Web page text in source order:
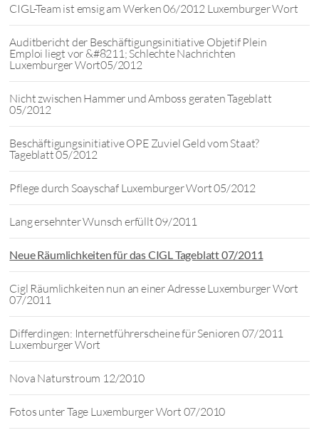
CIGL-Team ist emsig am Werken 06/2012 Luxemburger Wort
Auditbericht der Beschäftigungsinitiative Objetif Plein
Emploi liegt vor &#8211; Schlechte Nachrichten
Luxemburger Wort05/2012
Nicht zwischen Hammer und Amboss geraten Tageblatt
05/2012
Beschäftigungsinitiative OPE Zuviel Geld vom Staat?
Tageblatt 05/2012
Pflege durch Soayschaf Luxemburger Wort 05/2012
Lang ersehnter Wunsch erfüllt 09/2011
Neue Räumlichkeiten für das CIGL Tageblatt 07/2011
Cigl Räumlichkeiten nun an einer Adresse Luxemburger Wort
07/2011
Differdingen: Internetführerscheine für Senioren 07/2011
Luxemburger Wort
Nova Naturstroum 12/2010
Fotos unter Tage Luxemburger Wort 07/2010